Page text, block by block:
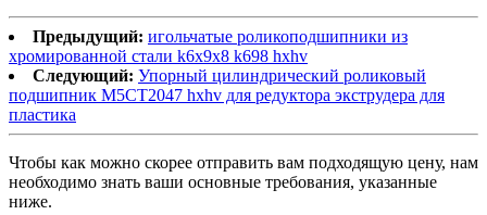
Предыдущий: игольчатые роликоподшипники из
хромированной стали k6x9x8 k698 hxhv
Следующий: Упорный цилиндрический роликовый
подшипник M5CT2047 hxhv для редуктора экструдера для
пластика
Чтобы как можно скорее отправить вам подходящую цену, нам
необходимо знать ваши основные требования, указанные
ниже.